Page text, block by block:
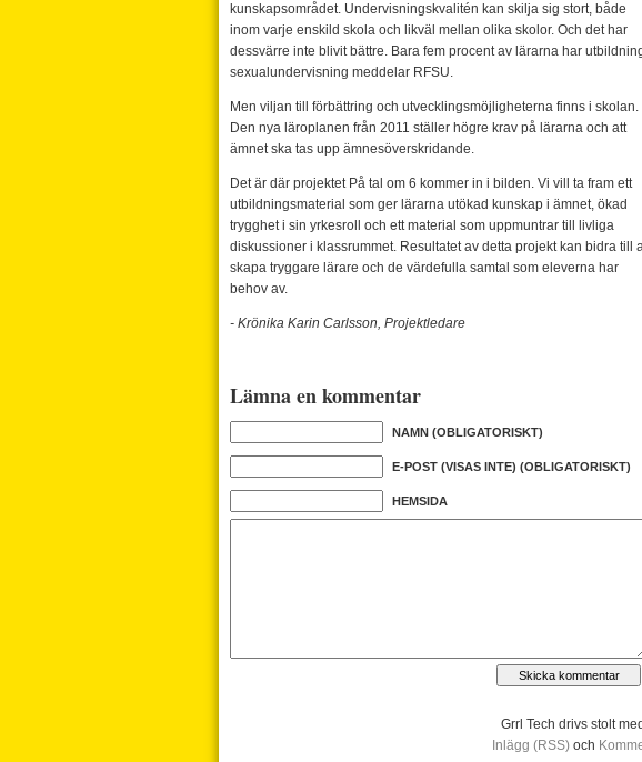
kunskapsområdet. Undervisningskvalitén kan skilja sig stort, både
inom varje enskild skola och likväl mellan olika skolor. Och det har
dessvärre inte blivit bättre. Bara fem procent av lärarna har
sexualundervisning meddelar RFSU.
Men viljan till förbättring och utvecklingsmöjligheterna finns i skolan.
Den nya läroplanen från 2011 ställer högre krav på lärarna och att
ämnet ska tas upp ämnesöverskridande.
Det är där projektet På tal om 6 kommer in i bilden. Vi vill ta fram ett
utbildningsmaterial som ger lärarna utökad kunskap i ämnet, ökad
trygghet i sin yrkesroll och ett material som uppmuntrar till livliga
diskussioner i klassrummet. Resultatet av detta projekt kan bidra till
skapa tryggare lärare och de värdefulla samtal som eleverna har
behov av.
- Krönika Karin Carlsson, Projektledare
Lämna en kommentar
NAMN (OBLIGATORISKT)
E-POST (VISAS INTE) (OBLIGATORISKT)
HEMSIDA
Grrl Tech drivs stolt med
Inlägg (RSS)och